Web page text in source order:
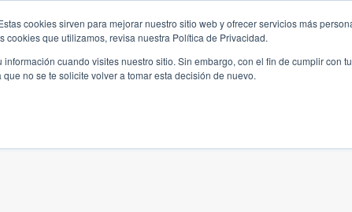
cookies sirven para mejorar nuestro sitio web y ofrecer servicios más
cookies que utilizamos, revisa nuestra Política de Privacidad.
cuando visites nuestro sitio. Sin embargo, con el fin de cumplir con
no se te solicite volver a tomar esta decisión de nuevo.